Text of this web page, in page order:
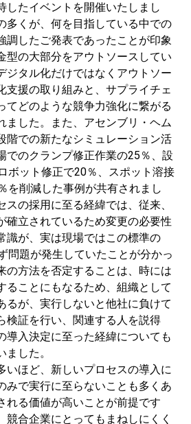
したイベントを開催いたしまし
多くが、何を目指している中での
調したご発表であったことが印象
型の大部分をアウトソースしてい
ジタル化だけではなくアウトソー
支援の取り組みと、サプライチェ
てどのような競争力強化に繋がる
ました。また、アセンブリ・ヘム
階での新たなシミュレーション活
でのクランプ修正作業の25％、設
ボット修正で20％、スポット溶接
を削減した事例が共有されまし
スの採用に至る経緯では、従来、
確立されているため変更の必要性
識が、実は現場ではこの標準の
問題が発生していたことが分かっ
の方法を否定することは、時には
ることにもなるため、組織として
るが、実行しないと他社に負けて
検証を行い、関連する人を説得
導入決定に至った経緯についても
した。
いほど、新しいプロセスの導入に
みで実行に至らないことも多くあ
れる価値が高いことが前提です
競合企業にとってもまねしにくく